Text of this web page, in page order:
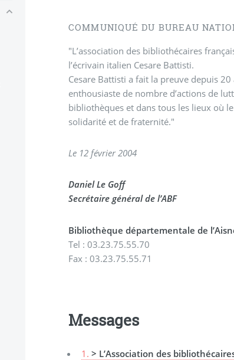
COMMUNIQUÉ DU BUREAU
"L’association des bibliothécaires
l’écrivain italien Cesare Battisti.
Cesare Battisti a fait la preuve depuis
enthousiaste de nombre d’actions de
bibliothèques et dans tous les lieux où
solidarité et de fraternité."
Le 12 février 2004
Daniel Le Goff
Secrétaire général de l’ABF
Bibliothèque départementale de
Tel : 03.23.75.55.70
Fax : 03.23.75.55.71
Messages
1. > L’Association des